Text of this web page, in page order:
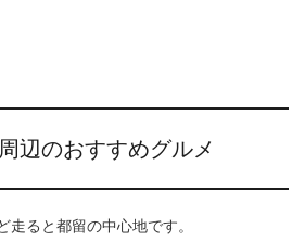
辺のおすすめグルメ
ると都留の中心地です。